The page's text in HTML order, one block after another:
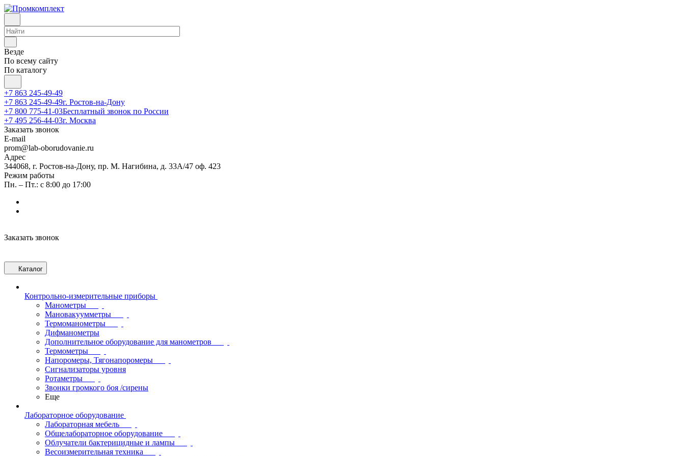
Везде
По всему сайту
По каталогу
+7 863 245-49-49
+7 863 245-49-49г. Ростов-на-Дону
+7 800 775-41-03Бесплатный звонок по России
+7 495 256-44-03г. Москва
Заказать звонок
E-mail
prom@lab-oborudovanie.ru
Адрес
344068, г. Ростов-на-Дону, пр. М. Нагибина, д. 33А/47 оф. 423
Режим работы
Пн. – Пт.: с 8:00 до 17:00
Заказать звонок
Каталог
Контрольно-измерительные приборы
Манометры
Мановакуумметры
Термоманометры
Дифманометры
Дополнительное оборудование для манометров
Термометры
Напоромеры, Тягонапоромеры
Сигнализаторы уровня
Ротаметры
Звонки громкого боя /сирены
Еще
Лабораторное оборудование
Лабораторная мебель
Общелабораторное оборудование
Облучатели бактерицидные и лампы
Весоизмерительная техника